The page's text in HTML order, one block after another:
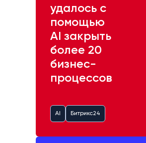
удалось с
помощью
AI закрыть
более 20
бизнес-
процессов
AI Битрикс24